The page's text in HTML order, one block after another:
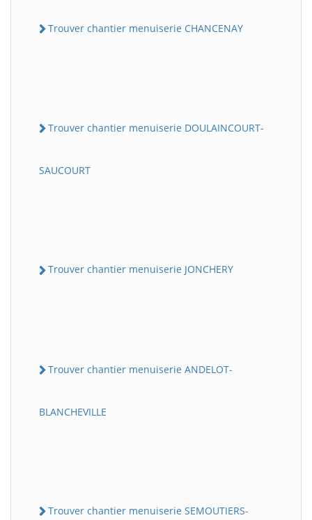
Trouver chantier menuiserie CHANCENAY
Trouver chantier menuiserie DOULAINCOURT-
SAUCOURT
Trouver chantier menuiserie JONCHERY
Trouver chantier menuiserie ANDELOT-
BLANCHEVILLE
Trouver chantier menuiserie SEMOUTIERS-